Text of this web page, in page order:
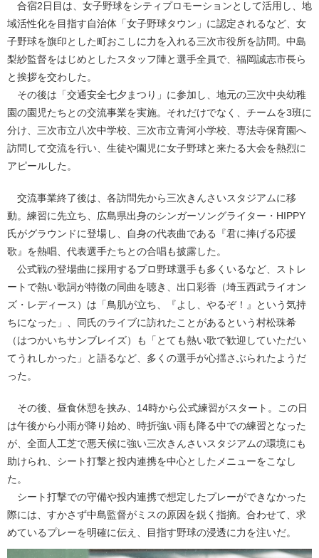
合宿2日目は、女子野球をシティプロモーションとして活用し、地
域活性化を目指す自治体「女子野球タウン」に認定されるなど、女
子野球を旗印とした町おこしに力を入れる三次市役所を訪問。中島
梨紗監督をはじめとしたスタッフ陣と選手全員で、福岡誠志市長ら
と挨拶を交わした。
その後は「交通安全七夕まつり」に参加し、地元の三次中央幼稚
園の園児たちとの交流事業を実施。それだけでなく、チームを3班に
分け、三次市立八次中学校、三次市立青河小学校、専法寺保育園へ
訪問して交流を行い、生徒や園児に女子野球と来たる大会を熱烈に
アピールした。
交流事業終了後は、各訪問先から三次きんさいスタジアムに移
動。練習に先立ち、広島県出身のシンガーソングライター・HIPPY
氏がグラウンドに登場し、自身の代表曲である『君に捧げる応援
歌』を熱唱、代表選手たちとの合唱も披露した。
公式戦の登場曲に採用するプロ野球選手も多くいるなど、ストレ
ートで熱い歌詞が特徴の同曲を聴き、出口彩香（埼玉西武ライオン
ズ・レディース）は「鳥肌が立ち、『よし、やるぞ！』という気持
ちになった」、同氏のライブに訪れたことがあるという村松珠希
（はつかいちサンブレイズ）も「とても熱い歌で歓迎していただい
てうれしかった」と語るなど、多くの選手が心揺さぶられたようだ
った。
その後、昼食休憩を挟み、14時から公式練習がスタート。この日
は午後から小雨が降り始め、時折強い雨も降る中での練習となった
が、全面人工芝で悪天候に強い三次きんさいスタジアムの環境にも
助けられ、シート打撃と投内連携を中心としたメニューをこなし
た。
シート打撃での守備や投内連携で想定したプレーができなかった
際には、すかさず中島監督がミスの原因を鋭く指摘。合わせて、求
めているプレーを明確に伝え、目指す野球の浸透に力を注いだ。